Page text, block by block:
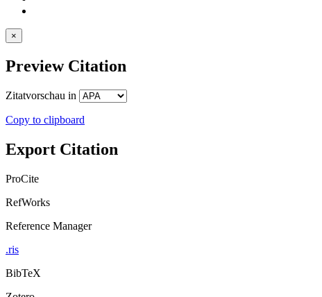
×
Preview Citation
Zitatvorschau in
Copy to clipboard
Export Citation
ProCite
RefWorks
Reference Manager
.ris
BibTeX